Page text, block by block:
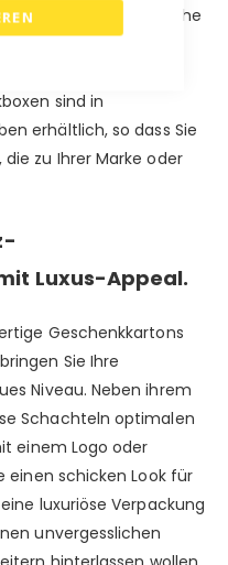
Hochglanzoberfläche
Präsentation,
und
sind in
erhältlich, so dass Sie
zu Ihrer Marke oder
Luxus-Appeal.
Geschenkkartons
Sie Ihre
Niveau. Neben ihrem
Schachteln optimalen
einem Logo oder
einen schicken Look für
luxuriöse Verpackung
unvergesslichen